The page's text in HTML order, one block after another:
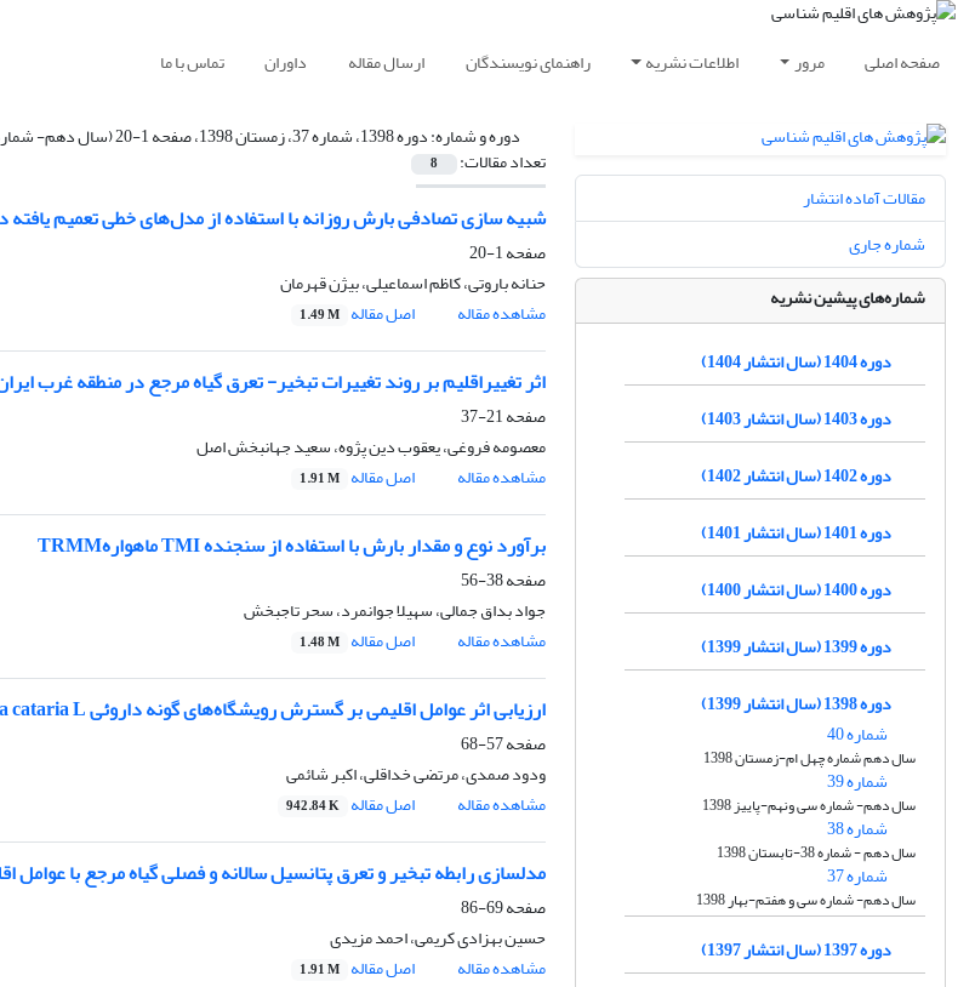
صفحه اصلی مرور اطلاعات نشریه راهنمای نویسندگان ارسال مقاله داوران تماس با ما
دوره و شماره:دوره 1398، شماره 37، زمستان 1398، صفحه 1-20 (سال دهم- شماره سی و هفتم-بهار 1398)
تعداد مقالات: 8
شبیه سازی تصادفی بارش روزانه با استفاده از مدل‌های خطی تعمیم
صفحه1-20
حنانه باروتی، کاظم اسماعیلی، بیژن قهرمان
مشاهده مقاله
اصل مقاله 1.49 M
اثر تغییراقلیم بر روند تغییرات تبخیر- تعرق گیاه مرجع در منطقه‌ غرب
صفحه21-37
معصومه فروغی، یعقوب دین پژوه، سعید جهانبخش اصل
مشاهده مقاله
اصل مقاله 1.91 M
برآورد نوع و مقدار بارش با استفاده از سنجنده TMI ماهوارهTRMM
صفحه38-56
جواد بداق جمالی، سهیلا جوانمرد، سحر تاجبخش
مشاهده مقاله
اصل مقاله 1.48 M
ارزیابی اثر عوامل اقلیمی بر گسترش رویشگاه‌های گونه داروئی Nepeta cataria L. در شمال‌غرب ایران
صفحه57-68
ودود صمدی، مرتضی خداقلی، اکبر شائمی
مشاهده مقاله
اصل مقاله 942.84 K
مدلسازی رابطه تبخیر و تعرق پتانسیل سالانه و فصلی گیاه مرجع با عوامل
صفحه69-86
حسین بهزادی کریمی، احمد مزیدی
مشاهده مقاله
اصل مقاله 1.91 M
مقالات آماده انتشار
شماره جاری
شماره‌های پیشین نشریه
دوره 1404 (سال انتشار 1404)
دوره 1403 (سال انتشار 1403)
دوره 1402 (سال انتشار 1402)
دوره 1401 (سال انتشار 1401)
دوره 1400 (سال انتشار 1400)
دوره 1399 (سال انتشار 1399)
دوره 1398 (سال انتشار 1399)
شماره 40
سال دهم شماره چهل ام-زمستان 1398
شماره 39
سال دهم- شماره سی ونهم-پاییز 1398
شماره 38
سال دهم - شماره 38-تابستان 1398
شماره 37
سال دهم- شماره سی و هفتم-بهار 1398
دوره 1397 (سال انتشار 1397)